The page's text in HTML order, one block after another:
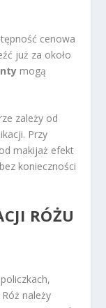
cenowa
już za około
mogą
zależy od
Przy
makijaż efekt
konieczności
RÓŻU
należy